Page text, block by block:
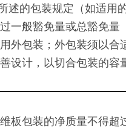
述的包装规定（如适用
一般豁免量或总豁免量
外包装；外包装须以合
设计，以切合包装的容
板包装的净质量不得超